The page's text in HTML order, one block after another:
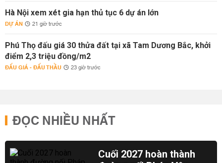
Hà Nội xem xét gia hạn thủ tục 6 dự án lớn
DỰ ÁN 21 giờ trước
Phú Thọ đấu giá 30 thửa đất tại xã Tam Dương Bắc, khởi
điểm 2,3 triệu đồng/m2
ĐẤU GIÁ - ĐẤU THẦU 23 giờ trước
ĐỌC NHIỀU NHẤT
Cuối 2027 hoàn thành